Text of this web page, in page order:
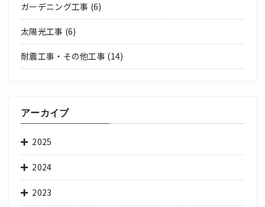
ガーデニング工事 (6)
太陽光工事 (6)
耐震工事・その他工事 (14)
アーカイブ
2025
2024
2023